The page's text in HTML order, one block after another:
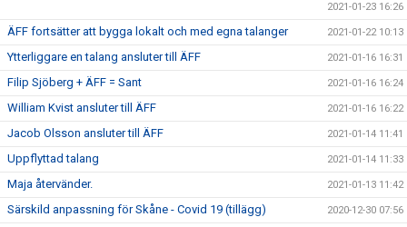
2021-01-23 16:26
ÄFF fortsätter att bygga lokalt och med egna talanger 2021-01-22 10:13
Ytterliggare en talang ansluter till ÄFF 2021-01-16 16:31
Filip Sjöberg + ÄFF = Sant 2021-01-16 16:24
William Kvist ansluter till ÄFF 2021-01-16 16:22
Jacob Olsson ansluter till ÄFF 2021-01-14 11:41
Uppflyttad talang 2021-01-14 11:33
Maja återvänder. 2021-01-13 11:42
Särskild anpassning för Skåne - Covid 19 (tillägg) 2020-12-30 07:56